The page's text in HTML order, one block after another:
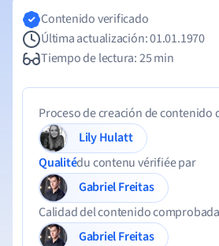
Contenido verificado
Última actualización: 01.01.1970
Tiempo de lectura: 25 min
Proceso de creación de contenido
Lily Hulatt
Qualitédu contenu vérifiée par
Gabriel Freitas
Calidad del contenido
Gabriel Freitas